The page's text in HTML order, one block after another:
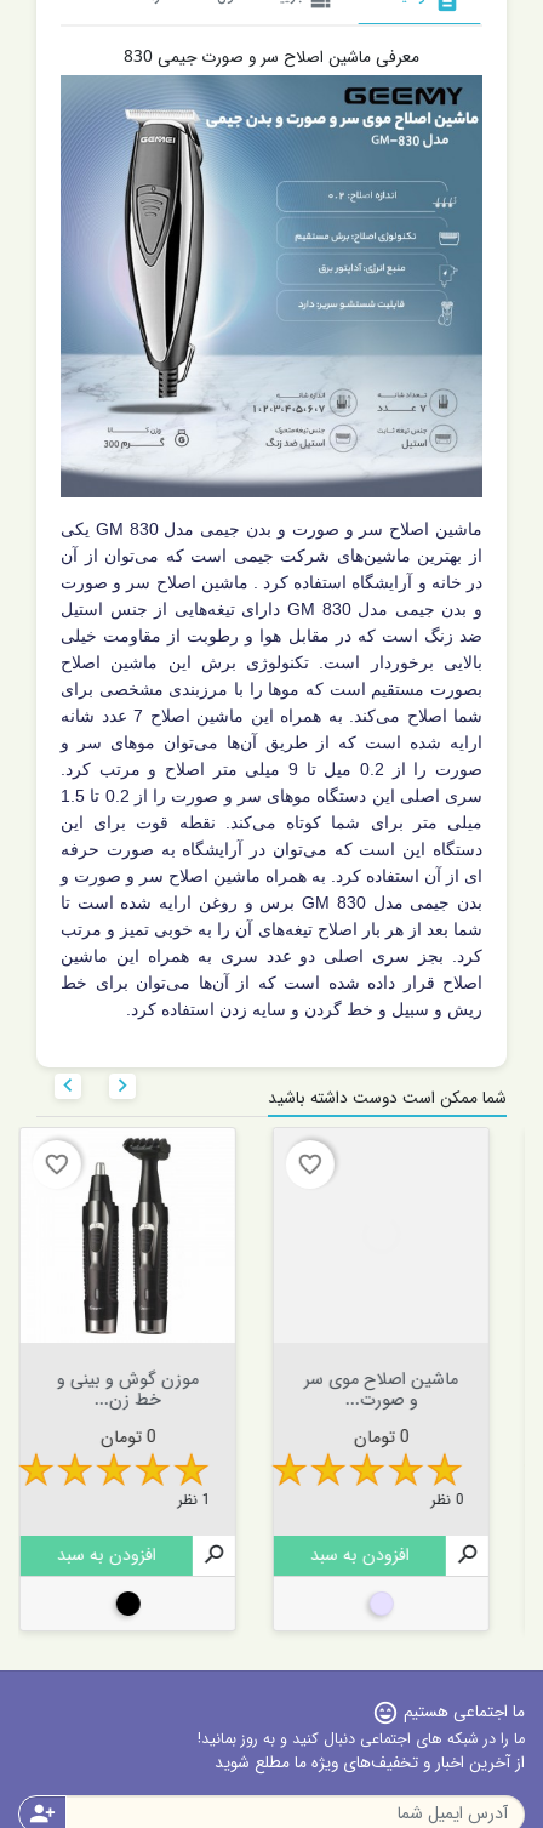
معرفی ماشین اصلاح سر و صورت جیمی 830
ماشین اصلاح سر و صورت و بدن جیمی مدل GM 830
یکی
از بهترین ماشین‌های شرکت جیمی است که می‌توان از آن
در خانه و آرایشگاه استفاده کرد . ماشین اصلاح سر و صورت
و بدن جیمی مدل GM 830 دارای تیغه‌هایی از جنس استیل
ضد زنگ است که در مقابل هوا و رطوبت از مقاومت خیلی
بالایی برخوردار است. تکنولوژی برش این ماشین اصلاح
بصورت مستقیم است که موها را با مرزبندی مشخصی برای
شما اصلاح می‌کند. به همراه این ماشین اصلاح 7 عدد شانه
ارایه شده است که از طریق آن‌ها می‌توان موهای سر و
صورت را از 0.2 میل تا 9 میلی متر اصلاح و مرتب کرد.
سری اصلی این دستگاه موهای سر و صورت را از 0.2 تا 1.5
میلی متر برای شما کوتاه می‌کند. نقطه قوت برای این
دستگاه این است که می‌توان در آرایشگاه به صورت حرفه
ای از آن استفاده کرد. به همراه ماشین اصلاح سر و صورت و
بدن جیمی مدل GM 830 برس و روغن ارایه شده است تا
شما بعد از هر بار اصلاح تیغه‌های آن را به خوبی تمیز و مرتب
کرد. بجز سری اصلی دو عدد سری به همراه این ماشین
اصلاح قرار داده شده است که از آن‌ها می‌توان برای خط
ریش و سبیل و خط گردن و سایه زدن استفاده کرد.
شما ممکن است دوست داشته باشید 
favorite_border
ماشین اصلاح موی سر
و صورت...
قیمت

افزودن به سبد
نقره ای
favorite_border
موزن گوش و بینی و
خط زن...
قیمت

افزودن به سبد
مشکی

ما اجتماعی هستیم sentiment_very_satisfied
ما را در شبکه های اجتماعی دنبال کنید و به روز بمانید!
از آخرین اخبار و تخفیف‌های ویژه ما مطلع شوید
person_add